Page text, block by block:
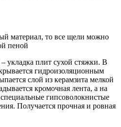
материал, то все щели можно
пеной
укладка плит сухой стяжки. В
гидроизоляционным
слой из керамзита мелкой
кромочная лента, а на
гипсоволокнистые
Получается прочная и ровная